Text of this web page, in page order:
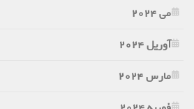
می 2024
آوریل 2024
مارس 2024